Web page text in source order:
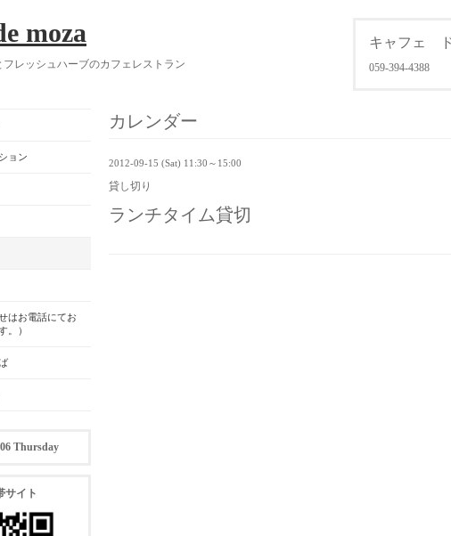
キャフェ
059-394-4388
moza
フレッシュハーブのカフェレストラン
カレンダー
2012-09-15 (Sat) 11:30～15:00
貸し切り
ランチタイム貸切
ョン
はお電話にてお
。）
Thursday
サイト